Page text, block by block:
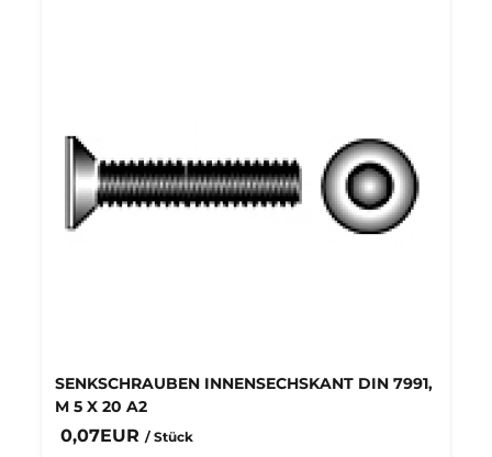
SENKSCHRAUBEN INNENSECHSKANT DIN 7991,
M 5 X 20 A2
0,07EUR / Stück